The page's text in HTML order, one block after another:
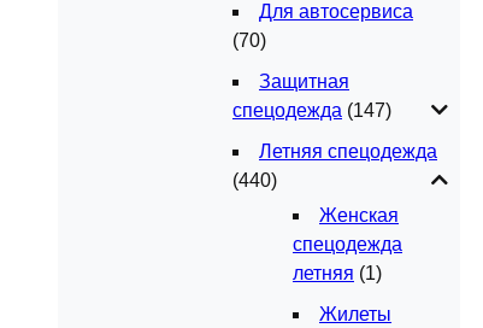
Для автосервиса
(70)
Защитная
спецодежда (147)
Летняя спецодежда
(440)
Женская
спецодежда
летняя (1)
Жилеты